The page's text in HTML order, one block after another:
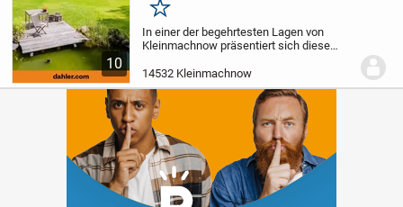
10
Merken
In einer der begehrtesten Lagen von
Kleinmachnow präsentiert sich diese
anspruchsvolle Käufer, die Komfort, Stil
und Privatsphäre zu schätzen wissen. Die
im Jahr...
14532 Kleinmachnow